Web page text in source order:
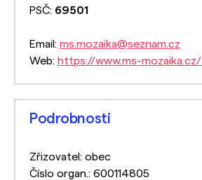
PSČ: 69501
Email: ms.mozaika@seznam.cz
Web: https://www.ms-mozaika.cz/
Podrobnosti
Zřizovatel: obec
Číslo organ.: 600114805